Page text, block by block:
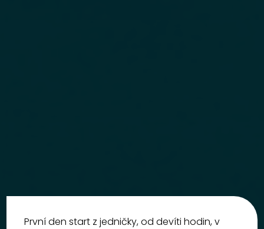
První den start z jedničky, od devíti hodin, v